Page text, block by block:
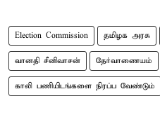
Election Commission தமிழக அரசு
வானதி சீனிவாசன் தேர்வாணையம்
காலி பணியிடங்களை நிரப்ப வேண்டும்